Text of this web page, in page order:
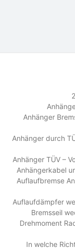
Anhänger
Anhänger durch
Anhänger TÜV –
Anhängerkabel
Auflaufbremse
Auflaufdämpfer
Bremsseil
Drehmoment
In welche